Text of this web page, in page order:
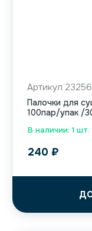
В наличии: 1 шт.
Артикул
Палочки для
100пар/упак /
240 ₽